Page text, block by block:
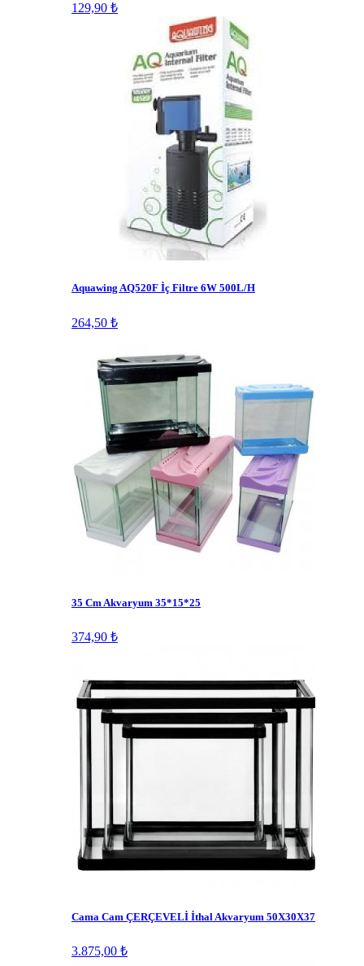
129,90 ₺
Aquawing AQ520F İç Filtre 6W 500L/H
264,50 ₺
35 Cm Akvaryum 35*15*25
374,90 ₺
Cama Cam ÇERÇEVELİ İthal Akvaryum 50X30X37
3.875,00 ₺